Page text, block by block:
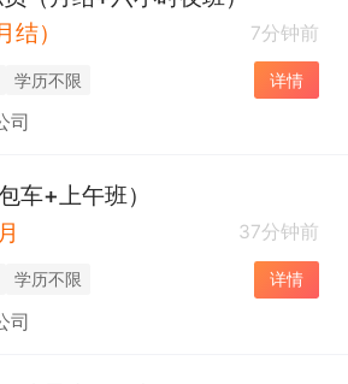
）
7分钟前
学历不限 详情
司
车+上午班）
37分钟前
学历不限 详情
司